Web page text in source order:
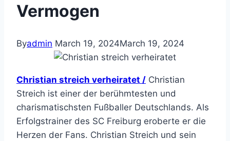
Vermogen
Byadmin March 19, 2024March 19, 2024
Christian streich verheiratet / Christian
Streich ist einer der berühmtesten und
charismatischsten Fußballer Deutschlands. Als
Erfolgstrainer des SC Freiburg eroberte er die
Herzen der Fans. Christian Streich und sein